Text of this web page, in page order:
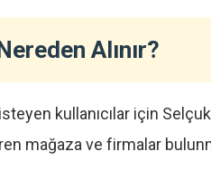
Alınır?
kullanıcılar için
mağaza ve firmalar